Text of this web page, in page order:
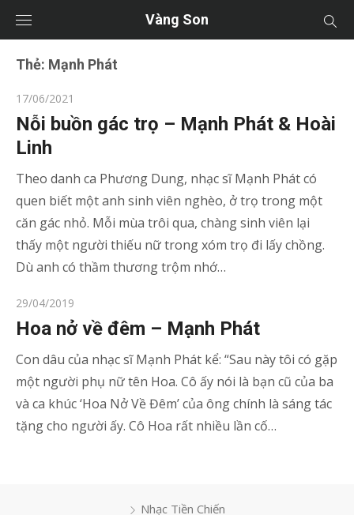
Vàng Son
Thẻ: Mạnh Phát
Posted
on
17/06/2021
Nỗi buồn gác trọ – Mạnh Phát & Hoài
Linh
Theo danh ca Phương Dung, nhạc sĩ Mạnh Phát có
quen biết một anh sinh viên nghèo, ở trọ trong một
căn gác nhỏ. Mỗi mùa trôi qua, chàng sinh viên lại
thấy một người thiếu nữ trong xóm trọ đi lấy chồng.
Dù anh có thầm thương trộm nhớ…
Posted
on
29/04/2019
Hoa nở về đêm – Mạnh Phát
Con dâu của nhạc sĩ Mạnh Phát kể: “Sau này tôi có gặp
một người phụ nữ tên Hoa. Cô ấy nói là bạn cũ của ba
và ca khúc ‘Hoa Nở Về Đêm’ của ông chính là sáng tác
tặng cho người ấy. Cô Hoa rất nhiều lần cố…
Nhạc Tiền Chiến